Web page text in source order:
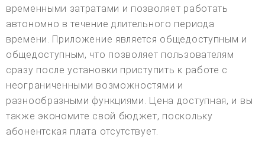
временными затратами и позволяет работать
автономно в течение длительного периода
времени. Приложение является общедоступным и
общедоступным, что позволяет пользователям
сразу после установки приступить к работе с
неограниченными возможностями и
разнообразными функциями. Цена доступная, и вы
также экономите свой бюджет, поскольку
абонентская плата отсутствует.